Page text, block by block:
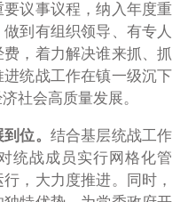
议事议程，纳入年度重
到有组织领导、有专人
，着力解决谁来抓、抓
统战工作在镇一级沉下
社会高质量发展。
位。 结合基层统战工作
统战成员实行网格化管
，大力度推进。同时，